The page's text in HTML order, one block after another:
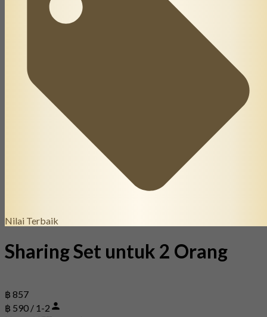
Nilai Terbaik
Sharing Set untuk 2 Orang
฿ 857
฿ 590 / 1-2